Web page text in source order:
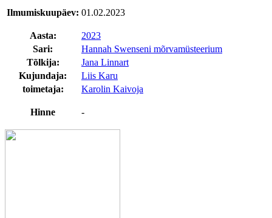
Ilmumiskuupäev: 01.02.2023
Aasta:
2023
Sari:
Hannah Swenseni mõrvamüsteerium
Tõlkija:
Jana Linnart
Kujundaja:
Liis Karu
toimetaja:
Karolin Kaivoja
Hinne -